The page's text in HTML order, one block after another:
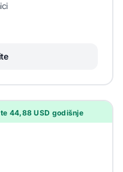
44,88 USD godišnje